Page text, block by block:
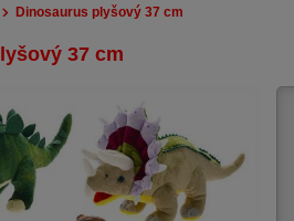
Dinosaurus plyšový 37 cm
37 cm